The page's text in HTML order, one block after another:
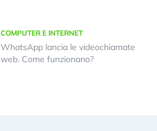
COMPUTER E INTERNET
WhatsApp lancia le videochiamate
web. Come funzionano?